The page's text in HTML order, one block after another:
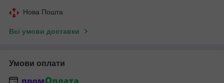
Нова Пошта
Всі умови доставки
Умови оплати